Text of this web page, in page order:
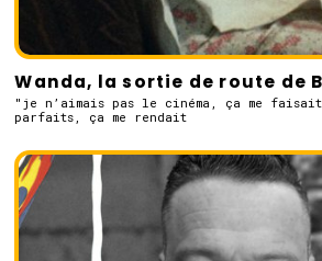
Wanda, la sortie de route de
"je n’aimais pas le cinéma, ça me
parfaits, ça me rendait